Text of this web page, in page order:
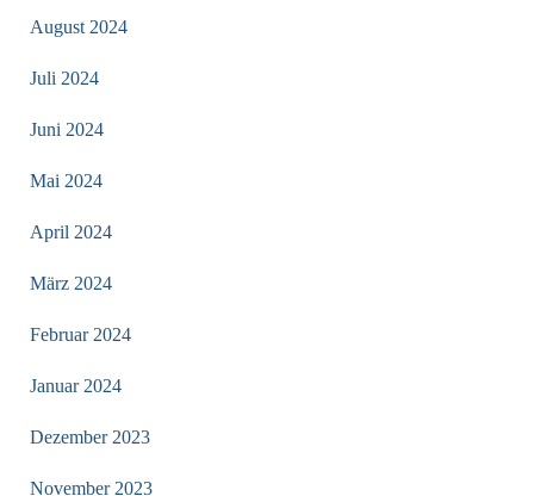
August 2024
Juli 2024
Juni 2024
Mai 2024
April 2024
März 2024
Februar 2024
Januar 2024
Dezember 2023
November 2023